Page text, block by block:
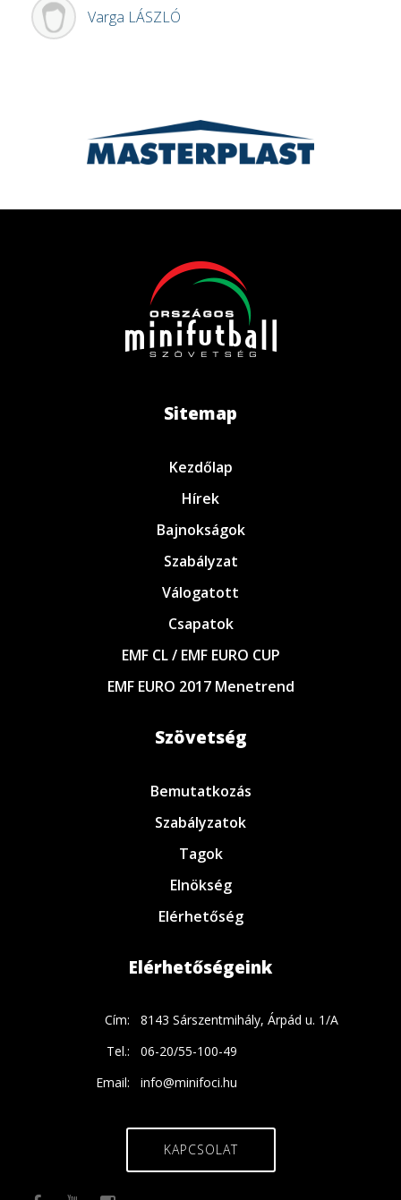
Varga LÁSZLÓ
Sitemap
Kezdőlap
Hírek
Bajnokságok
Szabályzat
Válogatott
Csapatok
EMF CL / EMF EURO CUP
EMF EURO 2017 Menetrend
Szövetség
Bemutatkozás
Szabályzatok
Tagok
Elnökség
Elérhetőség
Elérhetőségeink
Cím:
8143 Sárszentmihály, Árpád u. 1/A
Tel.:
06-20/55-100-49
Email:
info@minifoci.hu
KAPCSOLAT